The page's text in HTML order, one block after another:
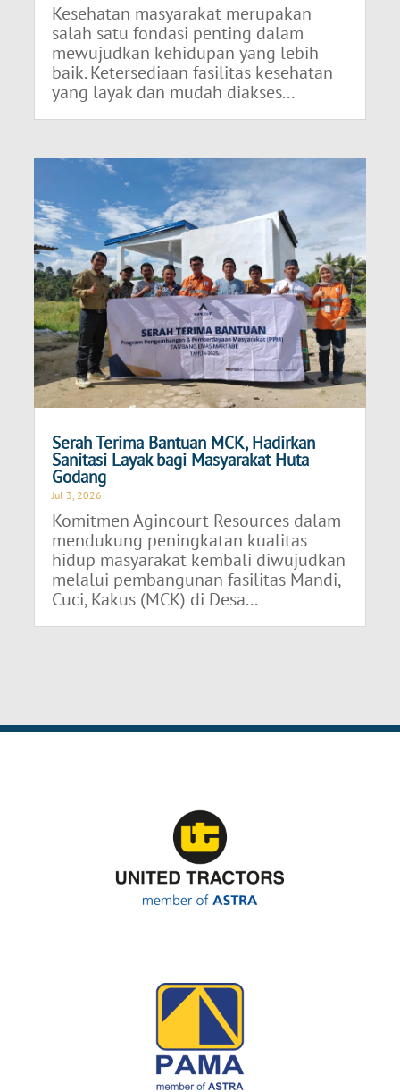
Kesehatan masyarakat merupakan
salah satu fondasi penting dalam
mewujudkan kehidupan yang lebih
baik. Ketersediaan fasilitas kesehatan
yang layak dan mudah diakses...
Serah Terima Bantuan MCK, Hadirkan
Sanitasi Layak bagi Masyarakat Huta
Godang
Jul 3, 2026
Komitmen Agincourt Resources dalam
mendukung peningkatan kualitas
hidup masyarakat kembali diwujudkan
melalui pembangunan fasilitas Mandi,
Cuci, Kakus (MCK) di Desa...